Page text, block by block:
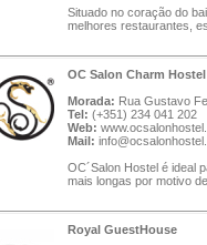
Situado no coração do
melhores restaurantes,
OC Salon Charm
Morada: Rua Gustavo
Tel: (+351) 234 041 202
Web:
Mail:
OC´Salon Hostel é ideal
mais longas por motivo
Royal GuestHouse